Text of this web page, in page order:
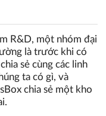
R&D, một nhóm đại
là trước khi có
sẻ cùng các linh
ta có gì, và
chia sẻ một kho